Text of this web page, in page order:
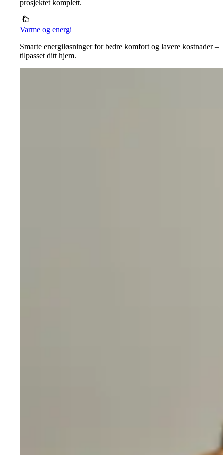
prosjektet komplett.
Varme og energi
Smarte energiløsninger for bedre komfort og lavere kostnader –
tilpasset ditt hjem.